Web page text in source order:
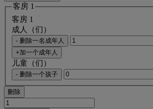
客房 1
客房 1
成人（们）
- 删除一名成年人
+加一个成年人
儿童（们）
- 删除一个孩子
刪除